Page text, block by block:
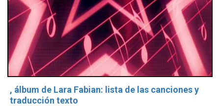
, álbum de Lara Fabian: lista de las canciones y
traducción texto